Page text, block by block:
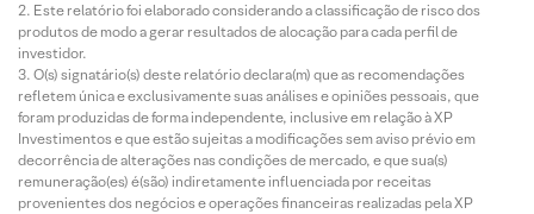
Este relatório foi elaborado considerando a classificação de risco dos
produtos de modo a gerar resultados de alocação para cada perfil de
investidor.
O(s) signatário(s) deste relatório declara(m) que as recomendações
refletem única e exclusivamente suas análises e opiniões pessoais, que
foram produzidas de forma independente, inclusive em relação à XP
Investimentos e que estão sujeitas a modificações sem aviso prévio em
decorrência de alterações nas condições de mercado, e que sua(s)
remuneração(es) é(são) indiretamente influenciada por receitas
provenientes dos negócios e operações financeiras realizadas pela XP